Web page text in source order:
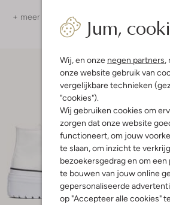
Jum,
Wij, en onze negen partners
onze website gebruik van
vergelijkbare technieken
"cookies").
Wij gebruiken cookies om
zorgen dat onze website
functioneert, om jouw
te slaan, om inzicht te
bezoekersgedrag en om een
te bouwen van jouw online
gepersonaliseerde
op "Accepteer alle cookies"
+ meer kleuren